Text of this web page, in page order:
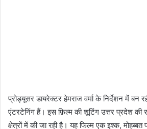
प्रोड्यूसर डायरेक्टर हेमराज वर्मा के निर्देशन में बन
एंटरटेनिंग हैं। इस फ़िल्म की शूटिंग उत्तर प्रदेश की
क्षेत्रों में की जा रही है। यह फिल्म एक इश्क,